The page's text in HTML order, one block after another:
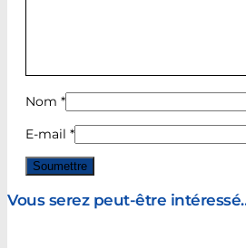
Nom *
E-mail *
Vous serez peut-être